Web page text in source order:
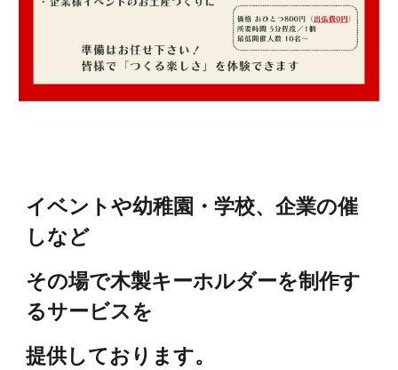
イベントや幼稚園・学校、企業の催
しなど
その場で木製キーホルダーを制作す
るサービスを
提供しております。